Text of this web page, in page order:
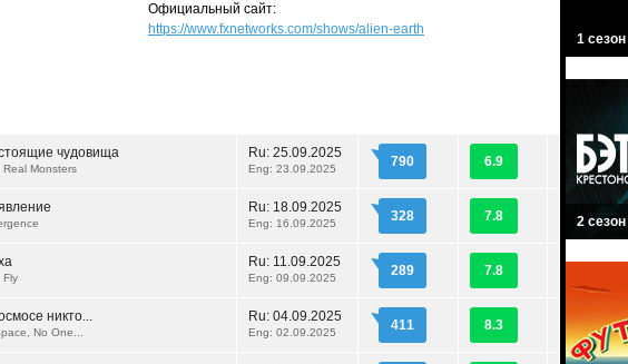
Официальный сайт:
https://www.fxnetworks.com/shows/alien-earth
чудовища
Real Monsters
Ru: 25.09.2025
Eng: 23.09.2025 790 6.9
Ru: 18.09.2025
Eng: 16.09.2025 328 7.8
Fly
Ru: 11.09.2025
Eng: 09.09.2025 289 7.8
никто...
No One...
Ru: 04.09.2025
Eng: 02.09.2025 411 8.3
1
2